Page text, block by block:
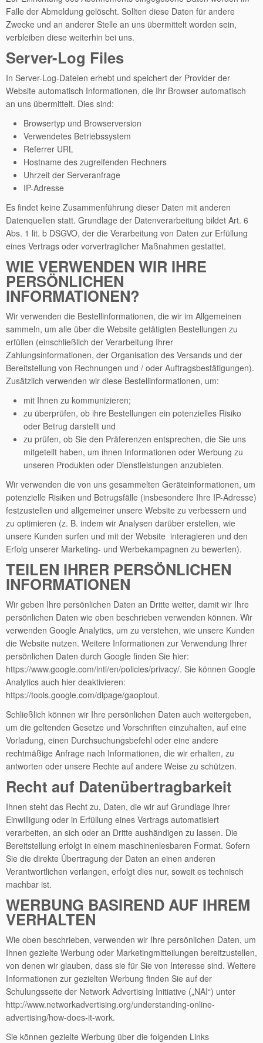
Falle der Abmeldung gelöscht. Sollten diese Daten für andere
Zwecke und an anderer Stelle an uns übermittelt worden sein,
verbleiben diese weiterhin bei uns.
Server-Log Files
In Server-Log-Dateien erhebt und speichert der Provider der
Website automatisch Informationen, die Ihr Browser automatisch
an uns übermittelt. Dies sind:
Browsertyp und Browserversion
Verwendetes Betriebssystem
Referrer URL
Hostname des zugreifenden Rechners
Uhrzeit der Serveranfrage
IP-Adresse
Es findet keine Zusammenführung dieser Daten mit anderen
Datenquellen statt. Grundlage der Datenverarbeitung bildet Art. 6
Abs. 1 lit. b DSGVO, der die Verarbeitung von Daten zur Erfüllung
eines Vertrags oder vorvertraglicher Maßnahmen gestattet.
WIE VERWENDEN WIR IHRE
PERSÖNLICHEN
INFORMATIONEN?
Wir verwenden die Bestellinformationen, die wir im Allgemeinen
sammeln, um alle über die Website getätigten Bestellungen zu
erfüllen (einschließlich der Verarbeitung Ihrer
Zahlungsinformationen, der Organisation des Versands und der
Bereitstellung von Rechnungen und / oder Auftragsbestätigungen).
Zusätzlich verwenden wir diese Bestellinformationen, um:
mit Ihnen zu kommunizieren;
zu überprüfen, ob ihre Bestellungen ein potenzielles Risiko
oder Betrug darstellt und
zu prüfen, ob Sie den Präferenzen entsprechen, die Sie uns
mitgeteilt haben, um ihnen Informationen oder Werbung zu
unseren Produkten oder Dienstleistungen anzubieten.
Wir verwenden die von uns gesammelten Geräteinformationen, um
potenzielle Risiken und Betrugsfälle (insbesondere Ihre IP-Adresse)
festzustellen und allgemeiner unsere Website zu verbessern und
zu optimieren (z. B. indem wir Analysen darüber erstellen, wie
unsere Kunden surfen und mit der Website interagieren und den
Erfolg unserer Marketing- und Werbekampagnen zu bewerten).
TEILEN IHRER PERSÖNLICHEN
INFORMATIONEN
Wir geben Ihre persönlichen Daten an Dritte weiter, damit wir Ihre
persönlichen Daten wie oben beschrieben verwenden können. Wir
verwenden Google Analytics, um zu verstehen, wie unsere Kunden
die Website nutzen. Weitere Informationen zur Verwendung Ihrer
persönlichen Daten durch Google finden Sie hier:
https://www.google.com/intl/en/policies/privacy/. Sie können Google
Analytics auch hier deaktivieren:
https://tools.google.com/dlpage/gaoptout.
Schließlich können wir Ihre persönlichen Daten auch weitergeben,
um die geltenden Gesetze und Vorschriften einzuhalten, auf eine
Vorladung, einen Durchsuchungsbefehl oder eine andere
rechtmäßige Anfrage nach Informationen, die wir erhalten, zu
antworten oder unsere Rechte auf andere Weise zu schützen.
Recht auf Datenübertragbarkeit
Ihnen steht das Recht zu, Daten, die wir auf Grundlage Ihrer
Einwilligung oder in Erfüllung eines Vertrags automatisiert
verarbeiten, an sich oder an Dritte aushändigen zu lassen. Die
Bereitstellung erfolgt in einem maschinenlesbaren Format. Sofern
Sie die direkte Übertragung der Daten an einen anderen
Verantwortlichen verlangen, erfolgt dies nur, soweit es technisch
machbar ist.
WERBUNG BASIREND AUF IHREM
VERHALTEN
Wie oben beschrieben, verwenden wir Ihre persönlichen Daten, um
Ihnen gezielte Werbung oder Marketingmitteilungen bereitzustellen,
von denen wir glauben, dass sie für Sie von Interesse sind. Weitere
Informationen zur gezielten Werbung finden Sie auf der
Schulungsseite der Network Advertising Initiative („NAI“) unter
http://www.networkadvertising.org/understanding-online-
advertising/how-does-it-work.
Sie können gezielte Werbung über die folgenden Links